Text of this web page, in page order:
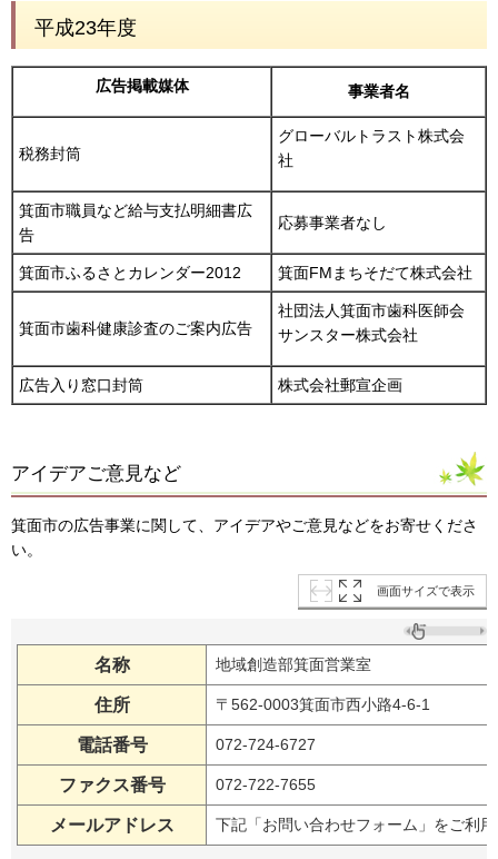
平成23年度
広告掲載媒体 事業者名
税務封筒
グローバルトラスト株式会
社
箕面市職員など給与支払明細書広
告
応募事業者なし
箕面市ふるさとカレンダー2012 箕面FMまちそだて株式会社
箕面市歯科健康診査のご案内広告
社団法人箕面市歯科医師会
サンスター株式会社
広告入り窓口封筒 株式会社郵宣企画
アイデアご意見など
箕面市の広告事業に関して、アイデアやご意見などをお寄せくださ
い。
画面サイズで表示
名称 地域創造部箕面営業室
住所 〒562-0003箕面市西小路4-6-1
電話番号 072-724-6727
ファクス番号 072-722-7655
メールアドレス 下記「お問い合わせフォーム」をご利